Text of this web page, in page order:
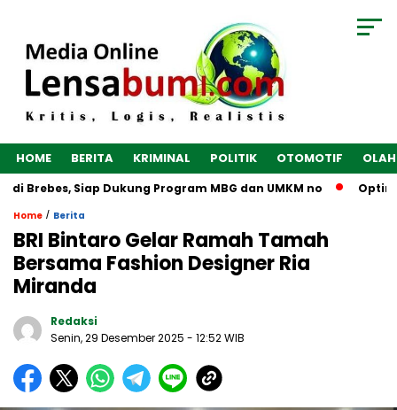
HOME BERITA KRIMINAL POLITIK OTOMOTIF
Siap Dukung Program MBG dan UMKM no
Home / Berita
BRI Bintaro Gelar Ramah Tamah
Bersama Fashion Designer Ria
Miranda
Redaksi
Senin, 29 Desember 2025 - 12:52 WIB